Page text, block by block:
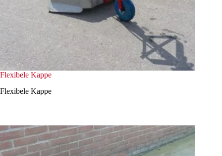
Flexibele Kappe
Flexibele Kappe